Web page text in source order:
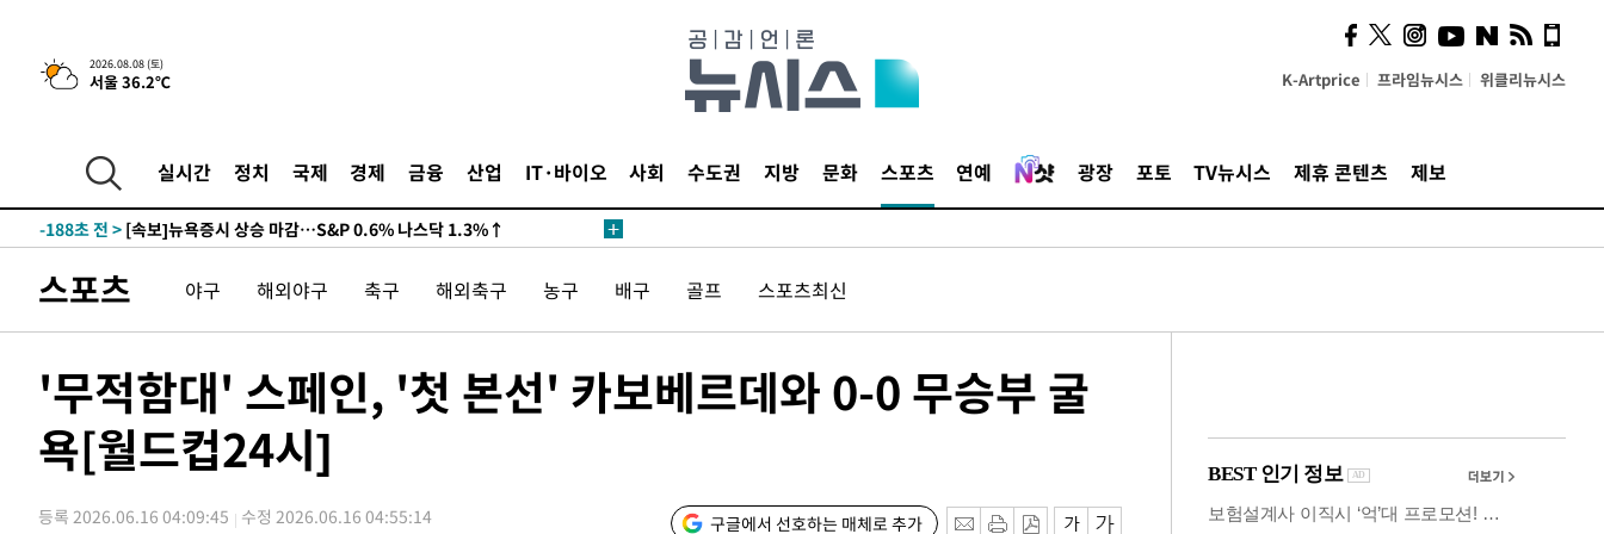
2026.08.08 (토)
서울 36.2℃ K-Artprice 프라임뉴시스 위클리뉴시스
실시간 정치 국제 경제 금융 산업 IT·바이오 사회 수도권 지방 문화 스포츠 연예 광장 포토 TV뉴시스 제휴 콘텐츠 제보
-26679초 전 >여수 오동도 해상서 모터보트 전복…1명 사망·1명 실종
-22906초 전 >극한폭염 한풀 꺾이지만…'낮 최고 35도' 무더위, 열대야 계속[다음
-18441초 전 >
[속보]'압수수색·성접대 논란' 축구협회 "실망과 걱정 안겨드려 죄
-7062초 전 >
-188초 전 > [속보]뉴욕증시 상승 마감…S&P 0.6% 나스닥 1.3%↑
-29789초 전 >
선재도서 해루질 나섰다 실종 60대, 닷새 만에 숨진 채 발견
-27323초 전 >남자 농구, 나고야 아시안게임서 '홈팀' 일본과 한일전
-22926초 전 >극한폭염 한풀 꺾이지만…'낮 최고 35도' 무더위, 열대야 계속[다음
주 날씨]
-19944초 전 > 축구협회 "압수수색·성접대 논란 사과…쇄신의 기회로 삼겠다"
-18461초 전 >[속보]'압수수색·성접대 논란' 축구협회 "실망과 걱정 안겨드려 죄
-208초 전 >[속보]뉴욕증시 상승 마감…S&P 0.6% 나스닥 1.3%↑
스포츠 야구 해외야구 축구 해외축구 농구 배구 골프 스포츠최신
'무적함대' 스페인, '첫 본선' 카보베르데와 0-0 무승부 굴
욕[월드컵24시]
등록 2026.06.16 04:09:45 수정 2026.06.16 04:55:14 구글에서 선호하는 매체로 추가
사이 해답 찾았죠"…알을
깨고 나온 '초자아'